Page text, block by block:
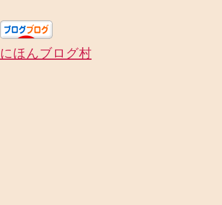
にほんブログ村